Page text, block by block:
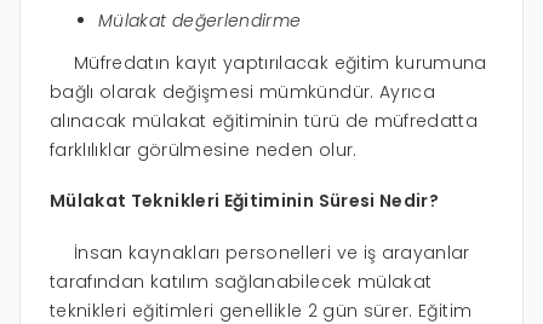
Mülakat değerlendirme
Müfredatın kayıt yaptırılacak eğitim kurumuna
bağlı olarak değişmesi mümkündür. Ayrıca
alınacak mülakat eğitiminin türü de müfredatta
farklılıklar görülmesine neden olur.
Mülakat Teknikleri Eğitiminin Süresi Nedir?
İnsan kaynakları personelleri ve iş arayanlar
tarafından katılım sağlanabilecek mülakat
teknikleri eğitimleri genellikle 2 gün sürer. Eğitim